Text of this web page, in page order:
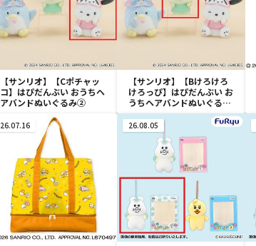
【サンリオ】【Cポチャッ
コ】はぴだんぶい おうちヘ
アバンドぬいぐるみ②
【サンリオ】【Bけろけろ
けろっぴ】はぴだんぶい お
うちヘアバンドぬいぐるみ
②
26.07.16 26.08.05